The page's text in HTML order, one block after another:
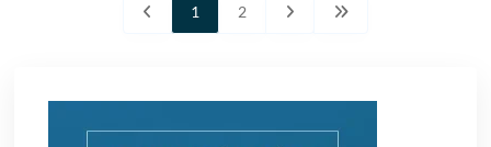
1 2